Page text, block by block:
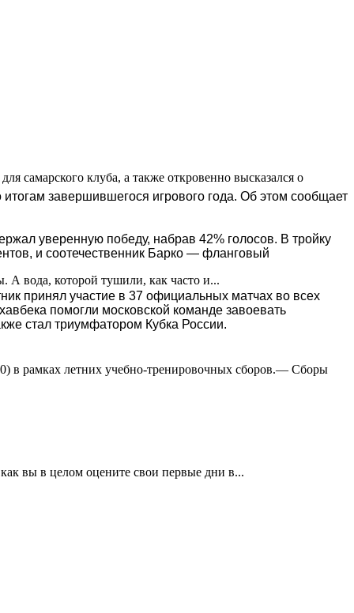
самарского клуба, а также откровенно высказался о
вода, которой тушили, как часто и...
в рамках летних учебно-тренировочных сборов.— Сборы
вы в целом оцените свои первые дни в...
завершившегося игрового года. Об этом сообщает
уверенную победу, набрав 42% голосов. В тройку
и соотечественник Барко — фланговый
принял участие в 37 официальных матчах во всех
помогли московской команде завоевать
стал триумфатором Кубка России.